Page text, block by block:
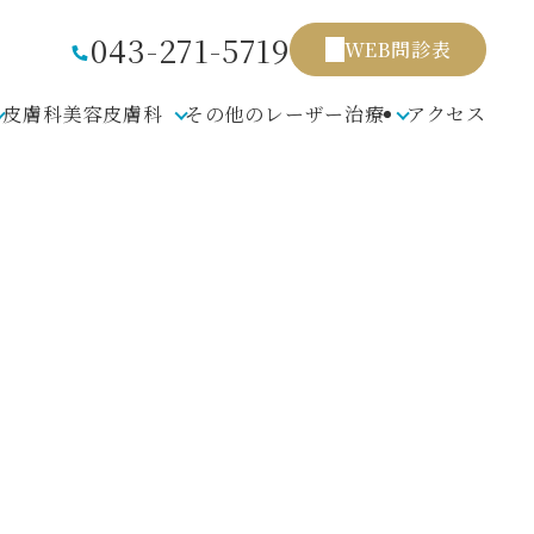
043-271-5719 WEB問診表
皮膚科美容皮膚科 その他のレーザー治療 アクセス